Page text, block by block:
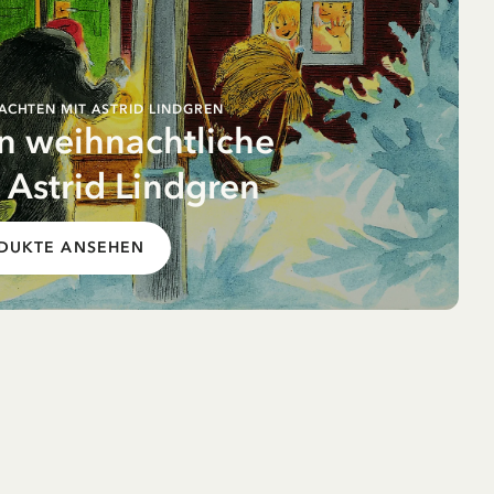
MIT ASTRID LINDGREN
weihnachtliche
Lindgren
ANSEHEN